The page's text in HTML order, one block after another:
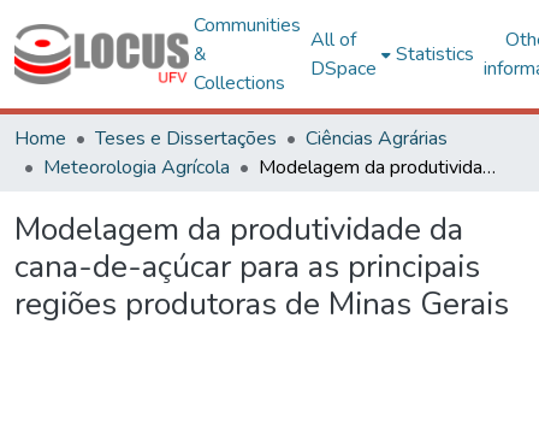
Communities
&
Collections
All of
DSpace
Statistics
Home Teses e Dissertações
Ciências Agrárias
Meteorologia Agrícola
Modelagem da produtividade da cana-de-açúcar para as principais regiões produtoras de Minas Gerais
Modelagem da produtividade da
cana-de-açúcar para as principais
regiões produtoras de Minas Gerais